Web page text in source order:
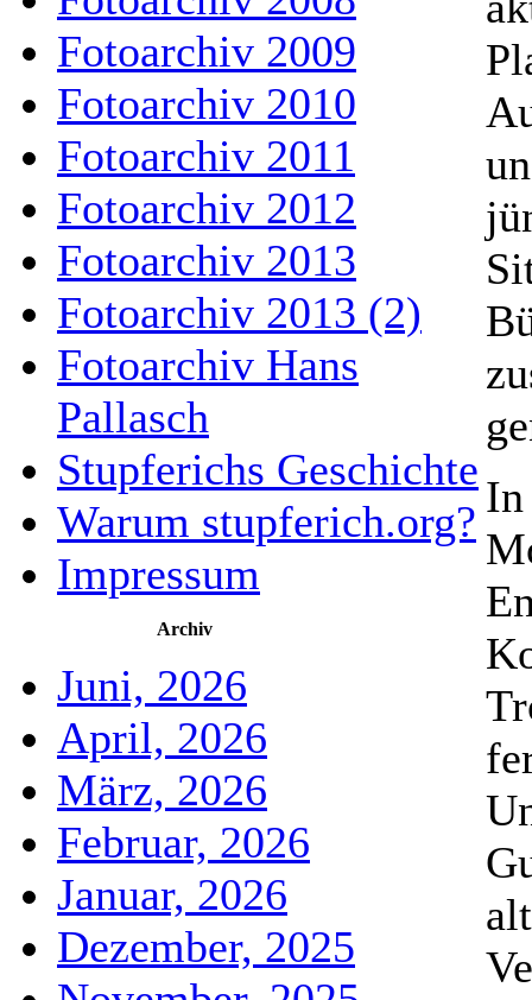
Fotoarchiv 2009
Fotoarchiv 2010
Fotoarchiv 2011
Fotoarchiv 2012
Fotoarchiv 2013
Fotoarchiv 2013 (2)
Fotoarchiv Hans
Pallasch
Stupferichs Geschichte
Warum stupferich.org?
Impressum
Archiv
Juni, 2026
April, 2026
März, 2026
Februar, 2026
Januar, 2026
Dezember, 2025
In